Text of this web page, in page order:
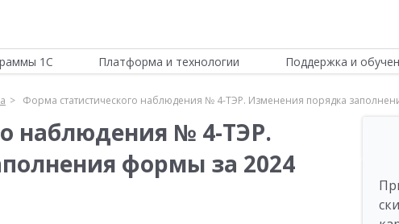
1С Платформа и технологии Поддержка и
Форма статистического наблюдения № 4-ТЭР. Изменения порядка
наблюдения № 4-ТЭР.
формы за 2024